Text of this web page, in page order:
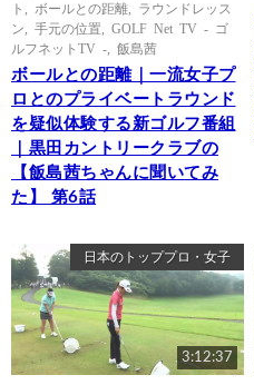
ト
ボールとの距離
ラウンドレッス
ン
手元の位置
GOLF Net TV - ゴ
ルフネットTV -
飯島茜
ボールとの距離｜一流女子プ
ロとのプライベートラウンド
を疑似体験する新ゴルフ番組
｜黒田カントリークラブの
【飯島茜ちゃんに聞いてみ
た】 第6話
日本のトッププロ・女子
3:12:37